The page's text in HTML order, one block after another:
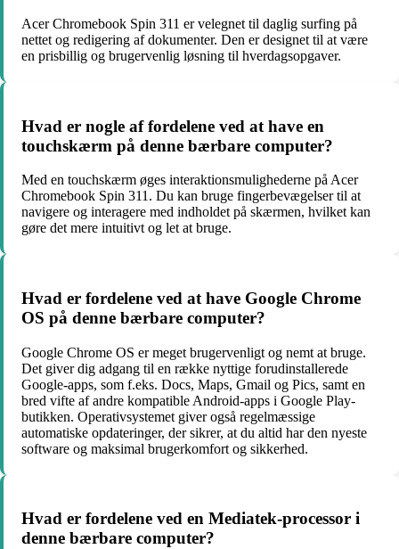
Acer Chromebook Spin 311 er velegnet til daglig surfing på
nettet og redigering af dokumenter. Den er designet til at være
en prisbillig og brugervenlig løsning til hverdagsopgaver.
Hvad er nogle af fordelene ved at have en
touchskærm på denne bærbare computer?
Med en touchskærm øges interaktionsmulighederne på Acer
Chromebook Spin 311. Du kan bruge fingerbevægelser til at
navigere og interagere med indholdet på skærmen, hvilket kan
gøre det mere intuitivt og let at bruge.
Hvad er fordelene ved at have Google Chrome
OS på denne bærbare computer?
Google Chrome OS er meget brugervenligt og nemt at bruge.
Det giver dig adgang til en række nyttige forudinstallerede
Google-apps, som f.eks. Docs, Maps, Gmail og Pics, samt en
bred vifte af andre kompatible Android-apps i Google Play-
butikken. Operativsystemet giver også regelmæssige
automatiske opdateringer, der sikrer, at du altid har den nyeste
software og maksimal brugerkomfort og sikkerhed.
Hvad er fordelene ved en Mediatek-processor i
denne bærbare computer?